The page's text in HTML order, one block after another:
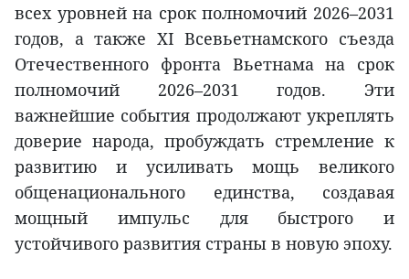
всех уровней на срок полномочий 2026–2031
годов, а также XI Всевьетнамского съезда
Отечественного фронта Вьетнама на срок
полномочий 2026–2031 годов. Эти
важнейшие события продолжают укреплять
доверие народа, пробуждать стремление к
развитию и усиливать мощь великого
общенационального единства, создавая
мощный импульс для быстрого и
устойчивого развития страны в новую эпоху.